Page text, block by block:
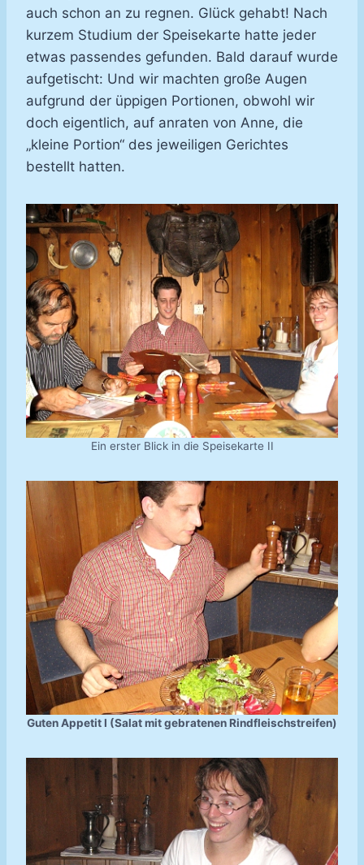
auch schon an zu regnen. Glück gehabt! Nach
kurzem Studium der Speisekarte hatte jeder
etwas passendes gefunden. Bald darauf wurde
aufgetischt: Und wir machten große Augen
aufgrund der üppigen Portionen, obwohl wir
doch eigentlich, auf anraten von Anne, die
„kleine Portion“ des jeweiligen Gerichtes
bestellt hatten.
Ein erster Blick in die Speisekarte II
Guten Appetit I (Salat mit gebratenen Rindfleischstreifen)